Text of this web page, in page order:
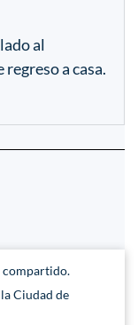
al
a casa.
compartido.
Ciudad de